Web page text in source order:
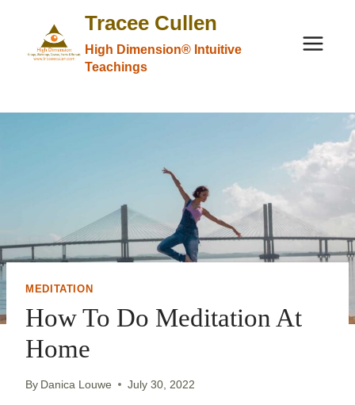
content
Tracee Cullen
High Dimension® Intuitive
Teachings
MEDITATION
How To Do Meditation At
Home
By Danica Louwe July 30, 2022